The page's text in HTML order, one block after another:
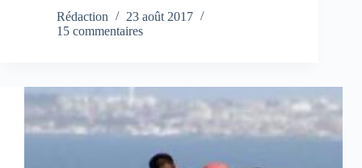
Rédaction
23 août 2017
15 commentaires